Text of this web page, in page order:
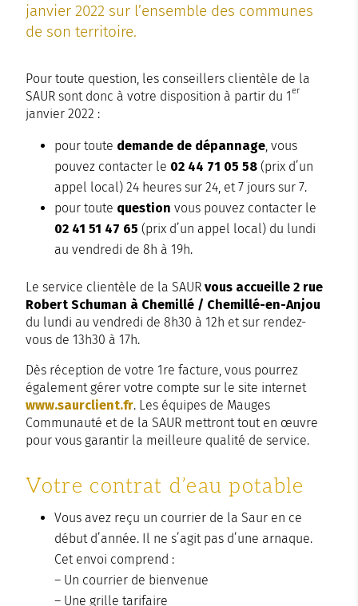
janvier 2022 sur l’ensemble des communes
de son territoire.
Pour toute question, les conseillers clientèle de la
SAUR sont donc à votre disposition à partir du 1er
janvier 2022 :
pour toute demande de dépannage , vous
pouvez contacter le 02 44 71 05 58 (prix d’un
appel local) 24 heures sur 24, et 7 jours sur 7.
pour toute question vous pouvez contacter le
02 41 51 47 65 (prix d’un appel local) du lundi
au vendredi de 8h à 19h.
Le service clientèle de la SAURvous accueille 2 rue
Robert Schuman à Chemillé / Chemillé-en-Anjou
du lundi au vendredi de 8h30 à 12h et sur rendez-
vous de 13h30 à 17h.
Dès réception de votre 1re facture, vous pourrez
également gérer votre compte sur le site internet
www.saurclient.fr. Les équipes de Mauges
Communauté et de la SAUR mettront tout en œuvre
pour vous garantir la meilleure qualité de service.
Votre contrat d’eau potable
Vous avez reçu un courrier de la Saur en ce
début d’année. Il ne s’agit pas d’une arnaque.
Cet envoi comprend :
– Un courrier de bienvenue
– Une grille tarifaire